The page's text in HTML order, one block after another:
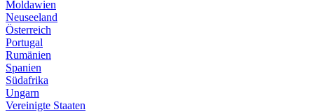
Moldawien
Neuseeland
Österreich
Portugal
Rumänien
Spanien
Südafrika
Ungarn
Vereinigte Staaten